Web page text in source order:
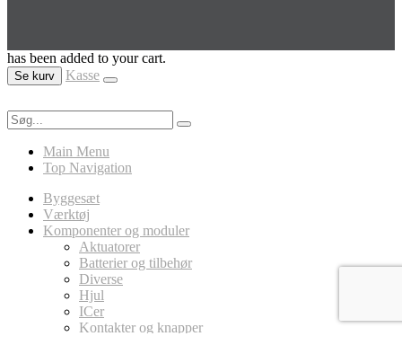
has been added to your cart.
Se kurv Kasse
Main Menu
Top Navigation
Byggesæt
Værktøj
Komponenter og moduler
Aktuatorer
Batterier og tilbehør
Diverse
Hjul
ICer
Kontakter og knapper